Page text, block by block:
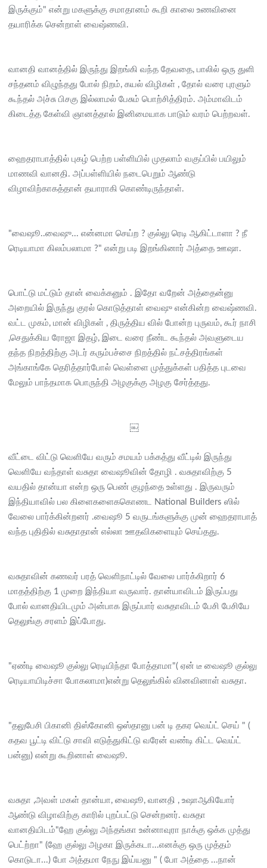
இருக்கும்" என்று மகளுக்கு சமாதானம் கூறி காலை உணவினை
தயாரிக்க சென்றாள் வைஷ்ணவி.
வானதி வானத்தில் இருந்து இறங்கி வந்த தேவதை, பாலில் ஒரு துளி
சந்தனம் விழுந்தது போல் நிறம், கயல் விழிகள் , தோல் வரை புரளும்
கூந்தல் அச்சு பிசகு இல்லாமல் பேசும் பொற்சித்திரம். அம்மாவிடம்
கிடைத்த கேள்வி ஞானத்தால் இனிமையாக பாடும் வரம் பெற்றவள்.
ஹைதராபாத்தில் புகழ் பெற்ற பள்ளியில் முதலாம் வகுப்பில் பயிலும்
மாணவி வானதி. அப்பள்ளியில் நடைபெறும் ஆண்டு
விழாவிற்காகத்தான் தயாராகி கொண்டிருந்தாள்.
"வைஷூ..வைஷு... என்னமா செய்ற ? குல்லு ரெடி ஆகிட்டாளா ? நீ
ரெடியாமா கிலம்பலாமா ?" என்று படி இறங்கினார் அத்தை ஊஷா.
பொட்டு மட்டும் தான் வைக்கனும் . இதோ வறேன் அத்தைன்னு
அறையில் இருந்து குரல் கொடுத்தாள் வைஷு என்கின்ற வைஷ்ணவி.
வட்ட முகம், மான் விழிகள் , திருத்திய வில் போன்ற புருவம், கூர் நாசி
,செதுக்கிய ரோஜா இதழ், இடை வரை நீண்ட கூந்தல் அவளுடைய
தந்த நிறத்திற்கு அடர் கரும்பச்சை நிறத்தில் நட்சத்திரங்கள்
அங்காங்கே தெரித்தார்போல் வெள்ளை முத்துக்கள் பதித்த புடவை
மேலும் பாந்தமாக பொருந்தி அழகுக்கு அழகு சேர்த்தது.
￼​
வீட்டை விட்டு வெளியே வரும் சமயம் பக்கத்து வீட்டில் இருந்து
வெளியே வந்தாள் வசுதா வைஷூவின் தோழி . வசுதாவிற்கு 5
வயதில் தான்யா என்ற ஒரு பெண் குழந்தை உள்ளது . இருவரும்
இந்தியாவில் பல கிளைகளைககொணட National Builders ஸில்
வேலை பார்க்கின்றனர் .வைஷூ 5 வருடங்களுக்கு முன் ஹைதராபாத்
வந்த புதிதில் வசுதாதான் எல்லா ஊதவிகளையும் செய்தது.
வசுதாவின் கணவர் பரத் வெளிநாட்டில் வேலை பார்க்கிறார் 6
மாதத்திற்கு 1 முறை இந்தியா வருவார். தான்யாவிடம் இருப்பது
போல் வானதியிடமும் அன்பாக இருப்பார் வசுதாவிடம் பேசி பேசியே
தெலுங்கு சரளம் இப்போது.
"ஏண்டி வைஷூ குல்லு ரெடியிந்தா போத்தாமா"( ஏன் டீ வைஷூ குல்லு
ரெடியாயிடிச்சா போகலாமா)என்று தெலுங்கில் வினவினாள் வசுதா.
"தலுபேசி பிகானி திஸ்கோனி ஒஸ்தானு பன் டி தகர வெய்ட் செய் " (
கதவ பூட்டி விட்டு சாவி எடுத்துகிட்டு வரேன் வண்டி கிட்ட வெய்ட்
பன்னு) என்று கூறினாள் வைஷூ.
வசுதா ,அவள் மகள் தான்யா, வைஷூ, வானதி , உஷாஆகியோர்
ஆண்டு விழாவிற்கு காரில் புறப்பட்டு சென்றனர். வசுதா
வானதியிடம்"ஹே குல்லு அந்தங்கா உன்னாவுரா நாக்கு ஒக்க முத்து
பெட்ற்றா" (ஹே குல்லு அழகா இருக்கடா...எனக்கு ஒரு முத்தம்
கொடுடா...) போ அத்தமா நேநு இய்யனு " ( போ அத்தை ...நான்